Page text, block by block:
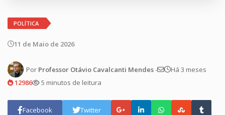
POLÍTICA
11 de Maio de 2026
Por Professor Otávio Cavalcanti Mendes-
Há 3 meses
12986
5 minutos de leitura
Facebook Twitter